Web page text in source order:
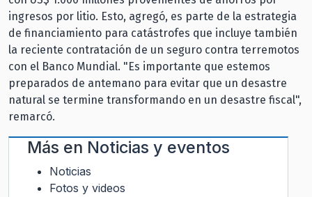
ingresos por litio. Esto, agregó, es parte de la estrategia
de financiamiento para catástrofes que incluye también
la reciente contratación de un seguro contra terremotos
con el Banco Mundial. "Es importante que estemos
preparados de antemano para evitar que un desastre
natural se termine transformando en un desastre fiscal",
remarcó.
Más en Noticias y eventos
Noticias
Fotos y videos